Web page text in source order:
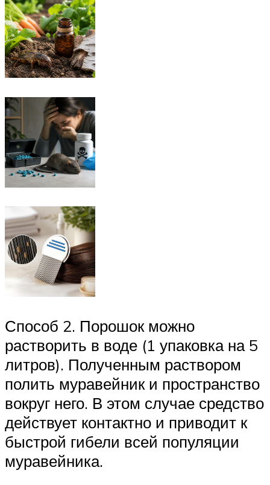
Способ 2. Порошок можно
растворить в воде (1 упаковка на 5
литров). Полученным раствором
полить муравейник и пространство
вокруг него. В этом случае средство
действует контактно и приводит к
быстрой гибели всей популяции
муравейника.